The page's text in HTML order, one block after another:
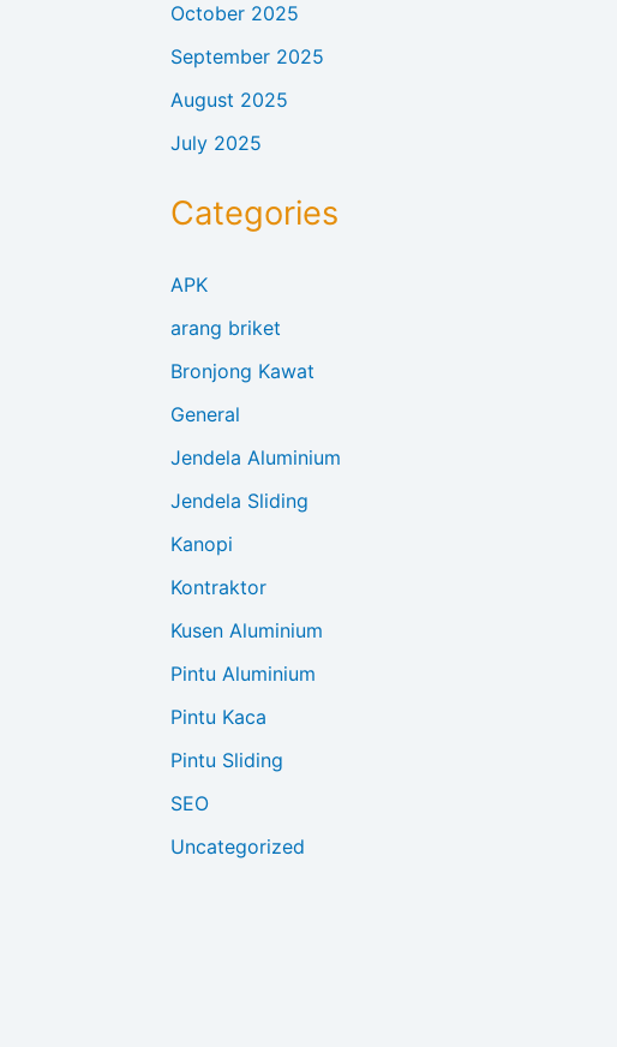
October 2025
September 2025
August 2025
July 2025
Categories
APK
arang briket
Bronjong Kawat
General
Jendela Aluminium
Jendela Sliding
Kanopi
Kontraktor
Kusen Aluminium
Pintu Aluminium
Pintu Kaca
Pintu Sliding
SEO
Uncategorized